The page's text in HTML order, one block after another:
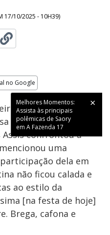
17/10/2025 - 10H39)
no Google
Melhores Momentos:
Assista às principais
polêmicas de Saory
em A Fazenda 17
(17), ao se sentir
entre Martina Sanzi e
confrontou a
uma
dela em
não ficou calada e
ao estilo da
[na festa de hoje]
Brega, cafona e